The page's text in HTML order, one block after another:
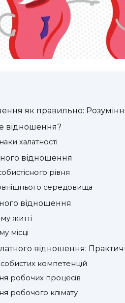
як правильно:
відношення?
халатності
відношення
рівня
середовища
відношення
житті
місці
відношення:
компетенцій
робочих процесів
робочого клімату